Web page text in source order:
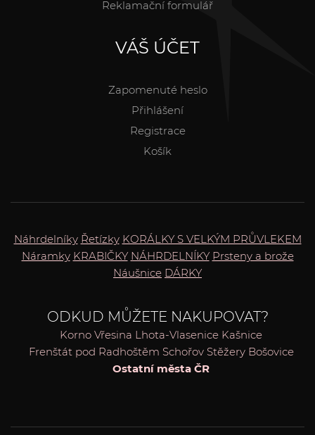
Reklamační formulář
VÁŠ ÚČET
Zapomenuté heslo
Přihlášení
Registrace
Košík
Náhrdelníky Řetízky KORÁLKY S VELKÝM PRŮVLEKEM
Náramky KRABIČKY NÁHRDELNÍKY Prsteny a brože
Náušnice DÁRKY
ODKUD MŮŽETE NAKUPOVAT?
Korno Vřesina Lhota-Vlasenice Kašnice
Frenštát pod Radhoštěm Schořov Stěžery Bošovice
Ostatní města ČR